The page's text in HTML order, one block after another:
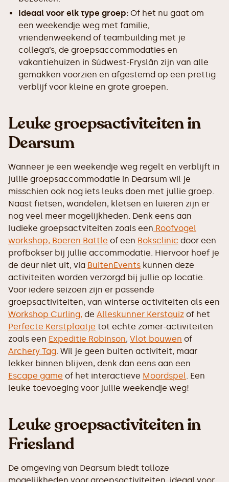
Ideaal voor elk type groep: Of het nu gaat om
een weekendje weg met familie,
vriendenweekend of teambuilding met je
collega’s, de groepsaccommodaties en
vakantiehuizen in Súdwest-Fryslân zijn van alle
gemakken voorzien en afgestemd op een prettig
verblijf voor kleine en grote groepen.
Leuke groepsactiviteiten in
Dearsum
Wanneer je een weekendje weg regelt en verblijft in
jullie groepsaccommodatie in Dearsum wil je
misschien ook nog iets leuks doen met jullie groep.
Naast fietsen, wandelen, kletsen en luieren zijn er
nog veel meer mogelijkheden. Denk eens aan
ludieke groepsactviteiten zoals een Roofvogel
workshop, Boeren Battle of een Boksclinic door een
profbokser bij jullie accommodatie. Hiervoor hoef je
de deur niet uit, via BuitenEvents kunnen deze
activiteiten worden verzorgd bij jullie op locatie.
Voor iedere seizoen zijn er passende
groepsactiviteiten, van winterse activiteiten als een
Workshop Curling, de Alleskunner Kerstquiz of het
Perfecte Kerstplaatje tot echte zomer-activiteiten
zoals een Expeditie Robinson, Vlot bouwen of
Archery Tag. Wil je geen buiten activiteit, maar
lekker binnen blijven, denk dan eens aan een
Escape game of het interactieve Moordspel. Een
leuke toevoeging voor jullie weekendje weg!
Leuke groepsactiviteiten in
Friesland
De omgeving van Dearsum biedt talloze